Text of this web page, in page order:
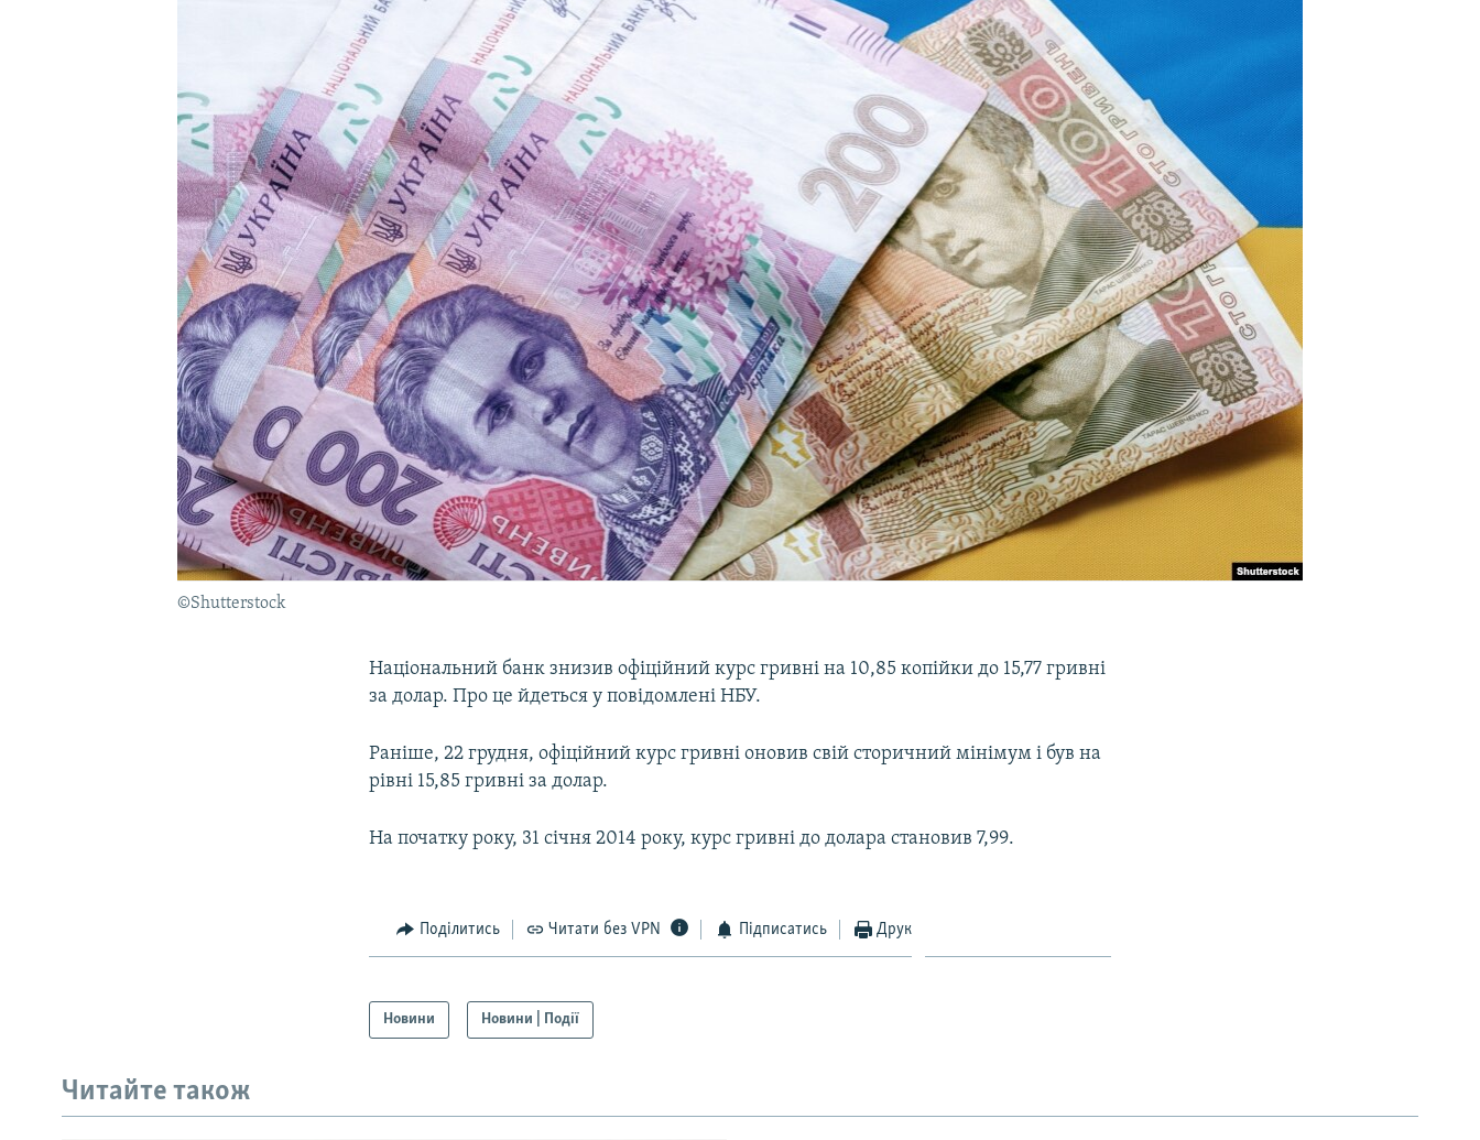
©Shutterstock
Національний банк знизив офіційний курс гривні на 10,85 копійки до 15,77 гривні
за долар. Про це йдеться у повідомлені НБУ.
Раніше, 22 грудня, офіційний курс гривні оновив свій сторичний мінімум і був на
рівні 15,85 гривні за долар.
На початку року, 31 січня 2014 року, курс гривні до долара становив 7,99.
Поділитись Читати без VPN Підписатись Друк
Новини Новини | Події
Читайте також